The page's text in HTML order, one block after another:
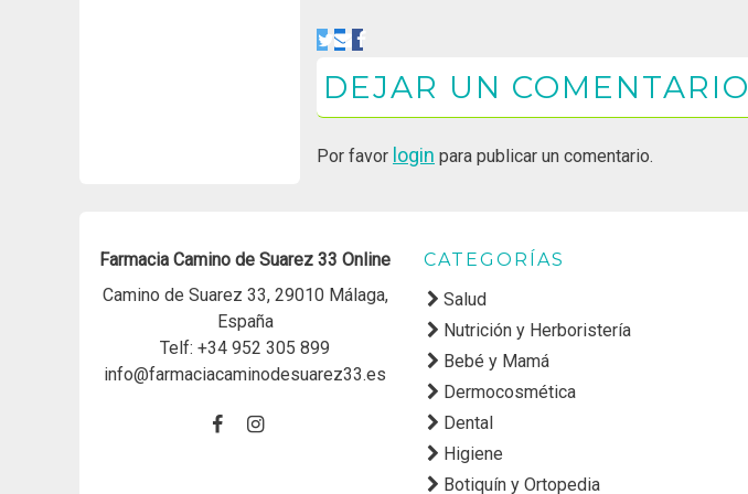
DEJAR UN COMENTARIO
Por favor login para publicar un comentario.
Farmacia Camino de Suarez 33 Online
Camino de Suarez 33, 29010 Málaga,
España
Telf: +34 952 305 899
info@farmaciacaminodesuarez33.es
CATEGORÍAS
Salud
Nutrición y Herboristería
Bebé y Mamá
Dermocosmética
Dental
Higiene
Botiquín y Ortopedia